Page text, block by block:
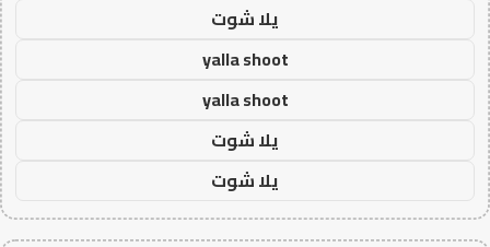
يلا شوت
yalla shoot
yalla shoot
يلا شوت
يلا شوت